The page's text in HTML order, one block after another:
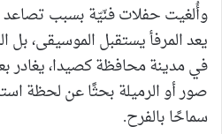
وأُلغيت حفلات فنّيّة بسبب تصاعد
يعد المرفأ يستقبل الموسيقى، بل
في مدينة محافظة كصيدا، يغادر
صور أو الرميلة بحثًا عن لحظة
سماحًا بالفرح.